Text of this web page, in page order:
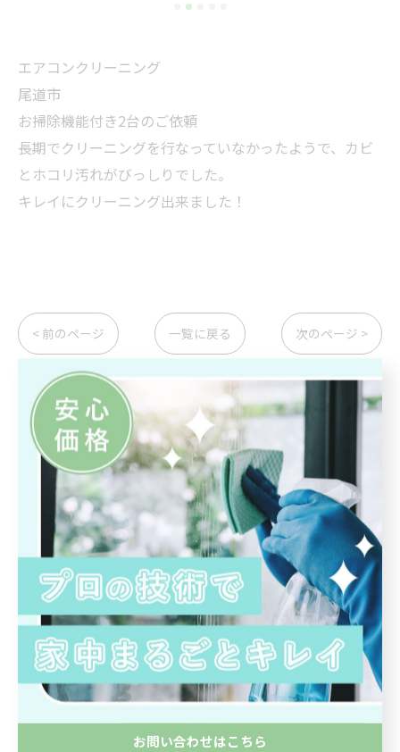
エアコンクリーニング
尾道市
お掃除機能付き2台のご依頼
長期でクリーニングを行なっていなかったようで、カビ
とホコリ汚れがびっしりでした。
キレイにクリーニング出来ました！
< 前のページ 一覧に戻る 次のページ >
カテゴリー
全てのカテゴリー
エアコンクリーニング
水回り
部屋
除菌
浴室
POSTS
お問い合わせはこちら